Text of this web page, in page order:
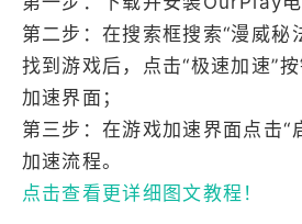
第二步：在搜索框搜索“漫威秘
找到游戏后，点击“极速加速”
加速界面；
第三步：在游戏加速界面点击“
加速流程。
点击查看更详细图文教程！